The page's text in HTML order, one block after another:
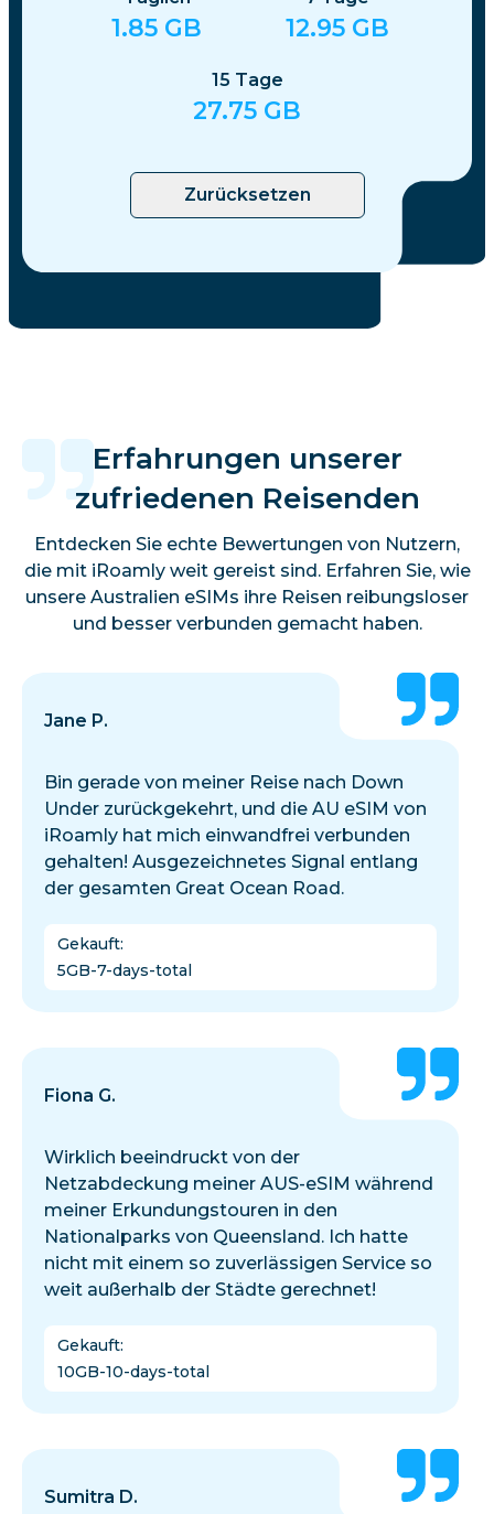
1.85 GB 12.95 GB
15 Tage
27.75 GB
Zurücksetzen
Erfahrungen unserer
zufriedenen Reisenden
Entdecken Sie echte Bewertungen von Nutzern,
die mit iRoamly weit gereist sind. Erfahren Sie, wie
unsere Australien eSIMs ihre Reisen reibungsloser
und besser verbunden gemacht haben.
Jane P.
Bin gerade von meiner Reise nach Down
Under zurückgekehrt, und die AU eSIM von
iRoamly hat mich einwandfrei verbunden
gehalten! Ausgezeichnetes Signal entlang
der gesamten Great Ocean Road.
Gekauft:
5GB-7-days-total
Fiona G.
Wirklich beeindruckt von der
Netzabdeckung meiner AUS-eSIM während
meiner Erkundungstouren in den
Nationalparks von Queensland. Ich hatte
nicht mit einem so zuverlässigen Service so
weit außerhalb der Städte gerechnet!
Gekauft:
10GB-10-days-total
Sumitra D.